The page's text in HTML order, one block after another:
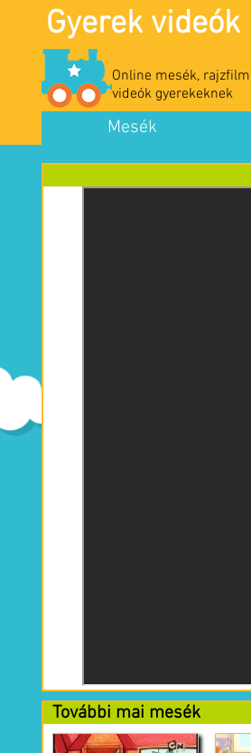
Gyerek videók
Online mesék,
videók gyerekeknek
Mesék
További mai mesék